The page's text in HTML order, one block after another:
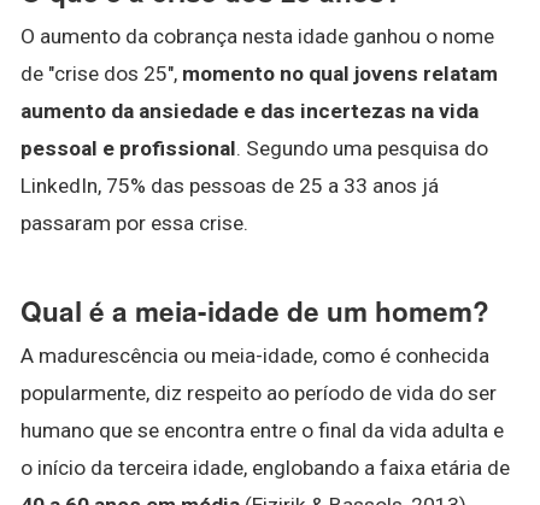
O aumento da cobrança nesta idade ganhou o nome
de "crise dos 25", momento no qual jovens relatam
aumento da ansiedade e das incertezas na vida
pessoal e profissional. Segundo uma pesquisa do
LinkedIn, 75% das pessoas de 25 a 33 anos já
passaram por essa crise.
Qual é a meia-idade de um homem?
A madurescência ou meia-idade, como é conhecida
popularmente, diz respeito ao período de vida do ser
humano que se encontra entre o final da vida adulta e
o início da terceira idade, englobando a faixa etária de